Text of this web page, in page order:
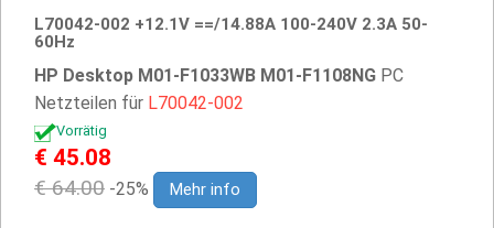
L70042-002 +12.1V ==/14.88A 100-240V 2.3A 50-
60Hz
HP Desktop M01-F1033WB M01-F1108NG PC
Netzteilen für L70042-002
Vorrätig
€ 45.08
€ 64.00 -25% Mehr info